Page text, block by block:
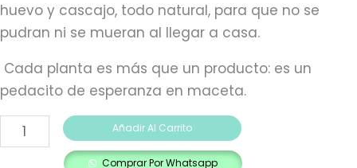
huevo y cascajo, todo natural, para que no se
pudran ni se mueran al llegar a casa.
Cada planta es más que un producto: es un
pedacito de esperanza en maceta.
Añadir Al Carrito
Comprar Por Whatsapp